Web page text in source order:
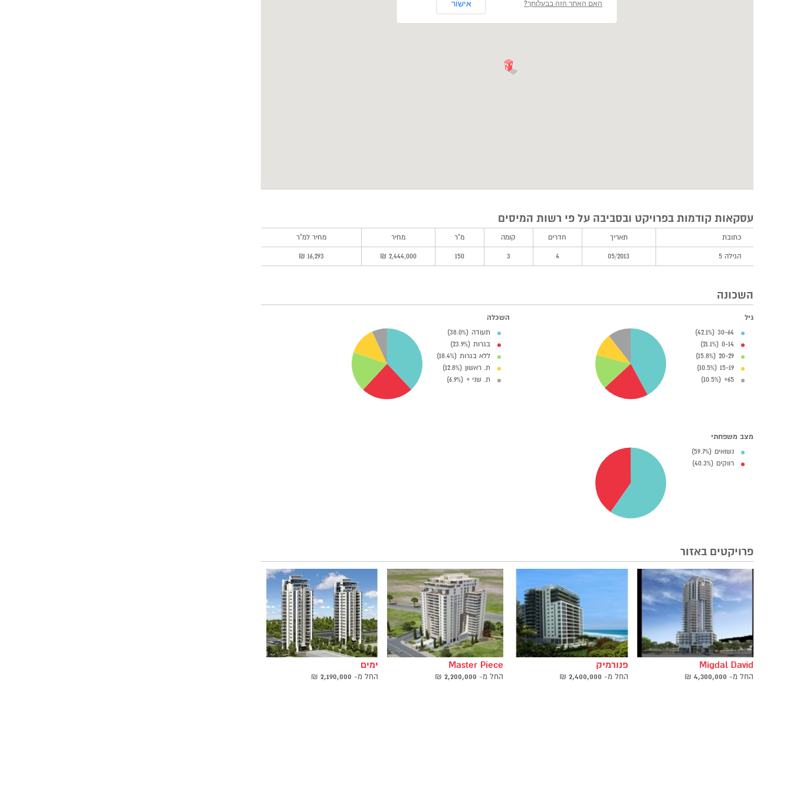
האם האתר הזה בבעלותך? אישור
עסקאות קודמות בפרויקט ובסביבה על פי רשות המיסים
כתובת תאריך חדרים קומה מ"ר מחיר מחיר למ"ר
הגילה 5 05/2013
4
3
150
2,444,000 ₪
16,293 ₪
השכונה
גיל
30-64 (42.1%)
0-14 (21.1%)
20-29 (15.8%)
15-19 (10.5%)
65+ (10.5%)
השכלה
תעודה (38.0%)
בגרות (23.9%)
ללא בגרות (18.4%)
ת. ראשון (12.8%)
ת. שני + (6.9%)
מצב משפחתי
נשואים (59.7%)
רווקים (40.3%)
פרויקטים באזור
Migdal David
החל ‫מ- 4,300,000
₪
פנורמיק
החל ‫מ- 2,400,000
₪
Master Piece
החל ‫מ- 2,200,000
₪
ימים
החל ‫מ- 2,190,000
₪